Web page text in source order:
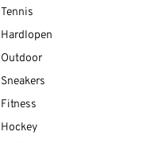
Tennis
Hardlopen
Outdoor
Sneakers
Fitness
Hockey